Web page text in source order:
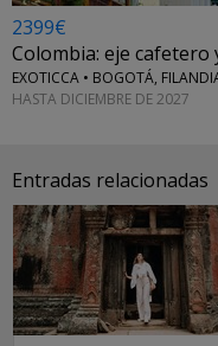
2399€
Colombia: eje cafetero
HASTA DICIEMBRE DE 2027
Entradas relacionadas